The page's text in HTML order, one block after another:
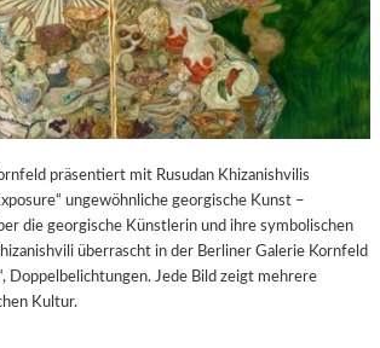
präsentiert mit Rusudan Khizanishvilis
ungewöhnliche georgische Kunst –
die georgische Künstlerin und ihre symbolischen
überrascht in der Berliner Galerie Kornfeld
Doppelbelichtungen. Jede Bild zeigt mehrere
Kultur.